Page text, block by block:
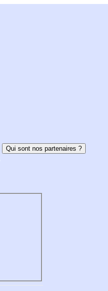
Qui sont nos partenaires ?